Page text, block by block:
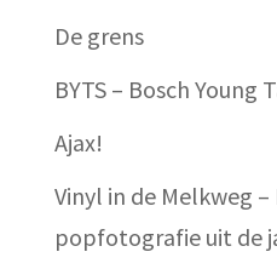
De grens
BYTS – Bosch Young
Ajax!
Vinyl in de Melkweg
popfotografie uit de